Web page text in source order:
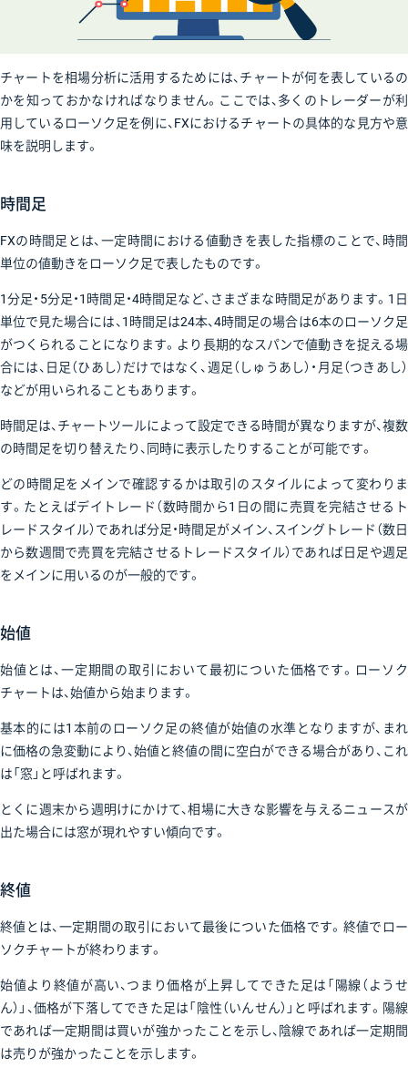
チャートを相場分析に活用するためには、チャートが何を表しているの
かを知っておかなければなりません。ここでは、多くのトレーダーが利
用しているローソク足を例に、FXにおけるチャートの具体的な見方や意
味を説明します。
時間足
FXの時間足とは、一定時間における値動きを表した指標のことで、時間
単位の値動きをローソク足で表したものです。
1分足・5分足・1時間足・4時間足など、さまざまな時間足があります。1日
単位で見た場合には、1時間足は24本、4時間足の場合は6本のローソク足
がつくられることになります。より長期的なスパンで値動きを捉える場
合には、日足（ひあし）だけではなく、週足（しゅうあし）・月足（つきあし）
などが用いられることもあります。
時間足は、チャートツールによって設定できる時間が異なりますが、複数
の時間足を切り替えたり、同時に表示したりすることが可能です。
どの時間足をメインで確認するかは取引のスタイルによって変わりま
す。たとえばデイトレード（数時間から1日の間に売買を完結させるト
レードスタイル）であれば分足・時間足がメイン、スイングトレード（数日
から数週間で売買を完結させるトレードスタイル）であれば日足や週足
をメインに用いるのが一般的です。
始値
始値とは、一定期間の取引において最初についた価格です。ローソク
チャートは、始値から始まります。
基本的には1本前のローソク足の終値が始値の水準となりますが、まれ
に価格の急変動により、始値と終値の間に空白ができる場合があり、これ
は「窓」と呼ばれます。
とくに週末から週明けにかけて、相場に大きな影響を与えるニュースが
出た場合には窓が現れやすい傾向です。
終値
終値とは、一定期間の取引において最後についた価格です。終値でロー
ソクチャートが終わります。
始値より終値が高い、つまり価格が上昇してできた足は「陽線（ようせ
ん）」、価格が下落してできた足は「陰性（いんせん）」と呼ばれます。陽線
であれば一定期間は買いが強かったことを示し、陰線であれば一定期間
は売りが強かったことを示します。